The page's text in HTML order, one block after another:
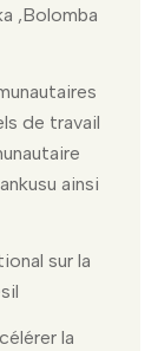
,Bolomba
de travail
ainsi
sur la
la